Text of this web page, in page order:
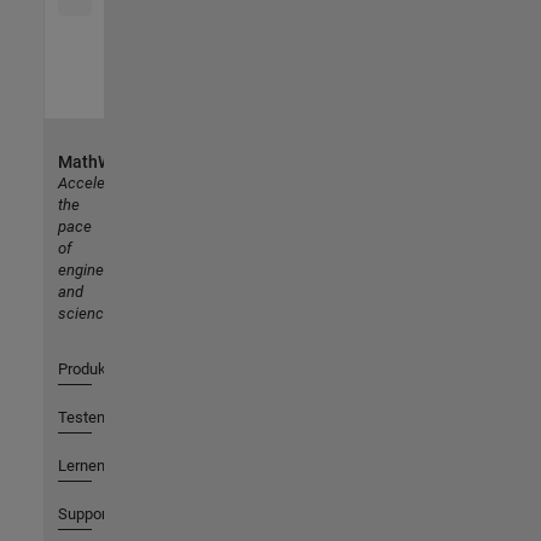
MathWorks
Accelerating
the
pace
of
engineering
and
science
Produkte
Testen oder Kaufen
Lernen
Support